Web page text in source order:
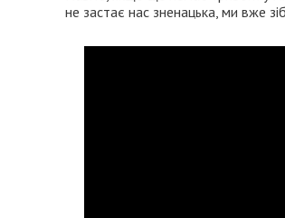
не застає нас зненацька, ми вже